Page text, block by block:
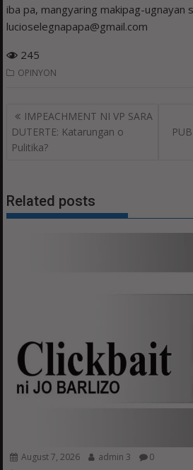
iba pa, mangyaring makipag-ugnayan
lucioselegnapapa@gmail.com
245
OPINYON
Post
navigation
IMPEACHMENT NI VP SARA
DUTERTE: Katarungan o
Pulitika?
Related posts
August 7, 2026 admin 3 0